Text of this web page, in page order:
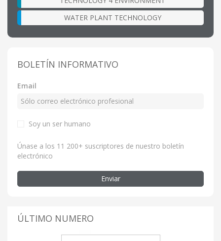
WATER PLANT TECHNOLOGY
BOLETÍN INFORMATIVO
Email
Soy un ser humano
Únase a los 11 200+ suscriptores de nuestro boletín
electrónico
Enviar
ÚLTIMO NUMERO